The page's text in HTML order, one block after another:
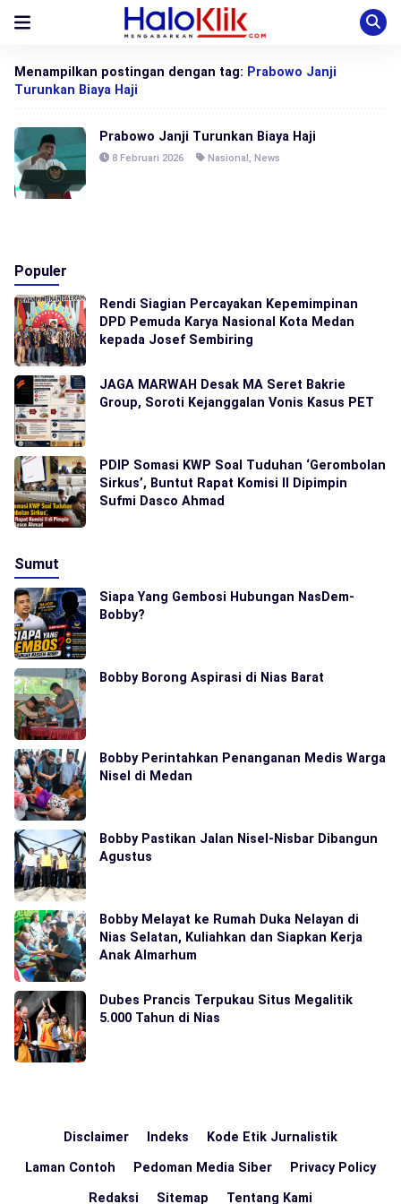
Menampilkan postingan dengan tag: Prabowo Janji
Turunkan Biaya Haji
Prabowo Janji Turunkan Biaya Haji
8 Februari 2026 Nasional, News
Populer
Rendi Siagian Percayakan Kepemimpinan
DPD Pemuda Karya Nasional Kota Medan
kepada Josef Sembiring
JAGA MARWAH Desak MA Seret Bakrie
Group, Soroti Kejanggalan Vonis Kasus PET
PDIP Somasi KWP Soal Tuduhan ‘Gerombolan
Sirkus’, Buntut Rapat Komisi II Dipimpin
Sufmi Dasco Ahmad
Sumut
Siapa Yang Gembosi Hubungan NasDem-
Bobby?
Bobby Borong Aspirasi di Nias Barat
Bobby Perintahkan Penanganan Medis Warga
Nisel di Medan
Bobby Pastikan Jalan Nisel-Nisbar Dibangun
Agustus
Bobby Melayat ke Rumah Duka Nelayan di
Nias Selatan, Kuliahkan dan Siapkan Kerja
Anak Almarhum
Dubes Prancis Terpukau Situs Megalitik
5.000 Tahun di Nias
Disclaimer Indeks Kode Etik Jurnalistik
Laman Contoh Pedoman Media Siber Privacy Policy
Redaksi Sitemap Tentang Kami